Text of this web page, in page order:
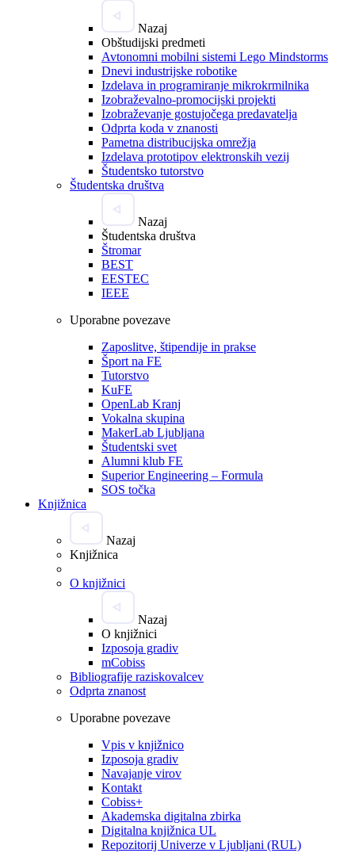
Nazaj
Obštudijski predmeti
Avtonomni mobilni sistemi Lego Mindstorms
Dnevi industrijske robotike
Izdelava in programiranje mikrokrmilnika
Izobraževalno-promocijski projekti
Izobraževanje gostujočega predavatelja
Odprta koda v znanosti
Pametna distribucijska omrežja
Izdelava prototipov elektronskih vezij
Študentsko tutorstvo
Študentska društva
Nazaj
Študentska društva
Štromar
BEST
EESTEC
IEEE
Uporabne povezave
Zaposlitve, štipendije in prakse
Šport na FE
Tutorstvo
KuFE
OpenLab Kranj
Vokalna skupina
MakerLab Ljubljana
Študentski svet
Alumni klub FE
Superior Engineering – Formula
SOS točka
Knjižnica
Nazaj
Knjižnica
O knjižnici
Nazaj
O knjižnici
Izposoja gradiv
mCobiss
Bibliografije raziskovalcev
Odprta znanost
Uporabne povezave
Vpis v knjižnico
Izposoja gradiv
Navajanje virov
Kontakt
Cobiss+
Akademska digitalna zbirka
Digitalna knjižnica UL
Repozitorij Univerze v Ljubljani (RUL)